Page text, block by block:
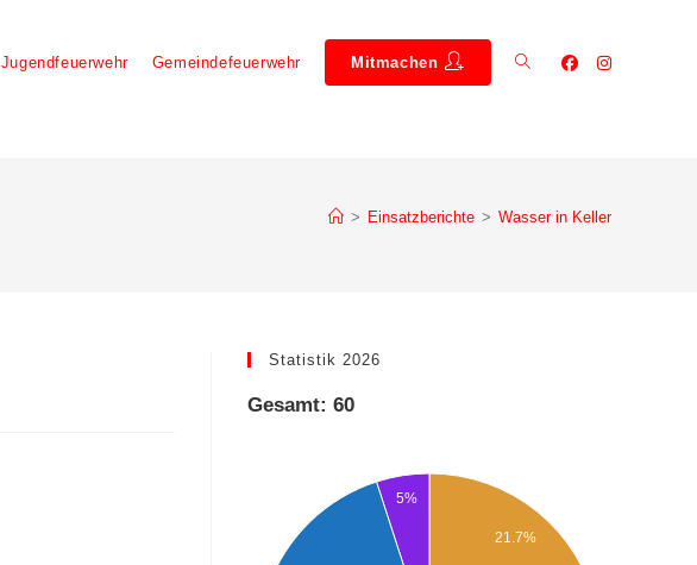
Jugendfeuerwehr Gemeindefeuerwehr Mitmachen
> Einsatzberichte > Wasser in Keller
Statistik 2026
Gesamt: 60
21.7%
5%